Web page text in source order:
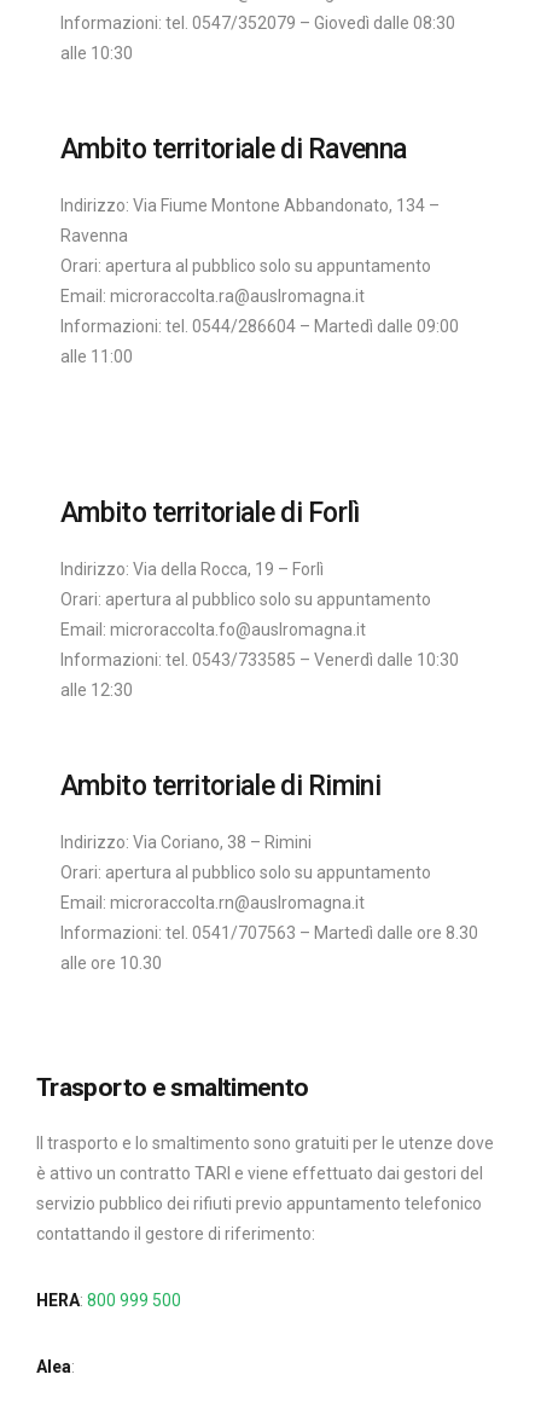
Informazioni: tel. 0547/352079 – Giovedì dalle 08:30
alle 10:30
Ambito territoriale di Ravenna
Indirizzo: Via Fiume Montone Abbandonato, 134 –
Ravenna
Orari: apertura al pubblico solo su appuntamento
Email: microraccolta.ra@auslromagna.it
Informazioni: tel. 0544/286604 – Martedì dalle 09:00
alle 11:00
Ambito territoriale di Forlì
Indirizzo: Via della Rocca, 19 – Forlì
Orari: apertura al pubblico solo su appuntamento
Email: microraccolta.fo@auslromagna.it
Informazioni: tel. 0543/733585 – Venerdì dalle 10:30
alle 12:30
Ambito territoriale di Rimini
Indirizzo: Via Coriano, 38 – Rimini
Orari: apertura al pubblico solo su appuntamento
Email: microraccolta.rn@auslromagna.it
Informazioni: tel. 0541/707563 – Martedì dalle ore 8.30
alle ore 10.30
Trasporto e smaltimento
Il trasporto e lo smaltimento sono gratuiti per le utenze dove
è attivo un contratto TARI e viene effettuato dai gestori del
servizio pubblico dei rifiuti previo appuntamento telefonico
contattando il gestore di riferimento:
HERA: 800 999 500
Alea: